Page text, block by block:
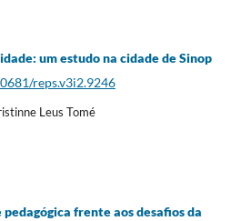
um estudo na cidade de Sinop
reps.v3i2.9246
Leus Tomé
frente aos desafios da